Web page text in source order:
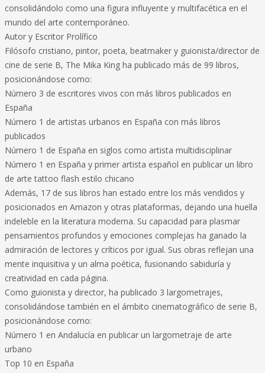
consolidándolo como una figura influyente y multifacética en el
mundo del arte contemporáneo.
Autor y Escritor Prolífico
Filósofo cristiano, pintor, poeta, beatmaker y guionista/director de
cine de serie B, The Mika King ha publicado más de 99 libros,
posicionándose como:
Número 3 de escritores vivos con más libros publicados en
España
Número 1 de artistas urbanos en España con más libros
publicados
Número 1 de España en siglos como artista multidisciplinar
Número 1 en España y primer artista español en publicar un libro
de arte tattoo flash estilo chicano
Además, 17 de sus libros han estado entre los más vendidos y
posicionados en Amazon y otras plataformas, dejando una huella
indeleble en la literatura moderna. Su capacidad para plasmar
pensamientos profundos y emociones complejas ha ganado la
admiración de lectores y críticos por igual. Sus obras reflejan una
mente inquisitiva y un alma poética, fusionando sabiduría y
creatividad en cada página.
Como guionista y director, ha publicado 3 largometrajes,
consolidándose también en el ámbito cinematográfico de serie B,
posicionándose como:
Número 1 en Andalucía en publicar un largometraje de arte
urbano
Top 10 en España